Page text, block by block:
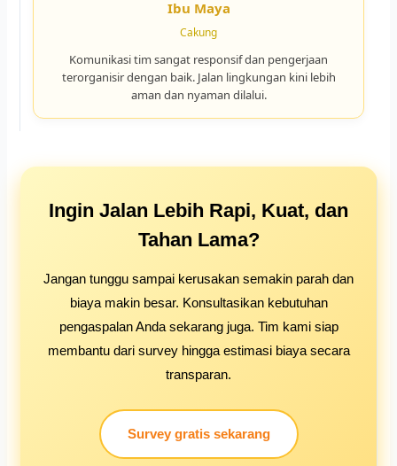
Ibu Maya
Cakung
Komunikasi tim sangat responsif dan pengerjaan
terorganisir dengan baik. Jalan lingkungan kini lebih
aman dan nyaman dilalui.
Ingin Jalan Lebih Rapi, Kuat, dan
Tahan Lama?
Jangan tunggu sampai kerusakan semakin parah dan
biaya makin besar. Konsultasikan kebutuhan
pengaspalan Anda sekarang juga. Tim kami siap
membantu dari survey hingga estimasi biaya secara
transparan.
Survey gratis sekarang